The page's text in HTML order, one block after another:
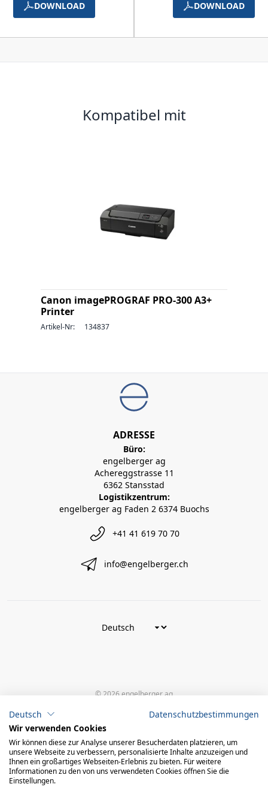
DOWNLOAD
DOWNLOAD
Kompatibel mit
Canon imagePROGRAF PRO-300 A3+
Printer
Artikel-Nr: 134837
ADRESSE
Büro:
engelberger ag
Achereggstrasse 11
6362 Stansstad
Logistikzentrum:
engelberger ag Faden 2 6374 Buochs
+41 41 619 70 70
info@engelberger.ch
© 2026 engelberger ag
Deutsch
Datenschutzbestimmungen
Wir verwenden Cookies
Wir können diese zur Analyse unserer Besucherdaten platzieren, um
unsere Webseite zu verbessern, personalisierte Inhalte anzuzeigen und
Ihnen ein großartiges Webseiten-Erlebnis zu bieten. Für weitere
Informationen zu den von uns verwendeten Cookies öffnen Sie die
Einstellungen.